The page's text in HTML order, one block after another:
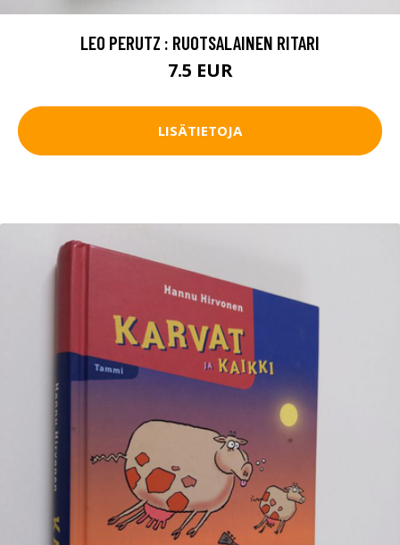
LEO PERUTZ : RUOTSALAINEN RITARI
7.5 EUR
LISÄTIETOJA